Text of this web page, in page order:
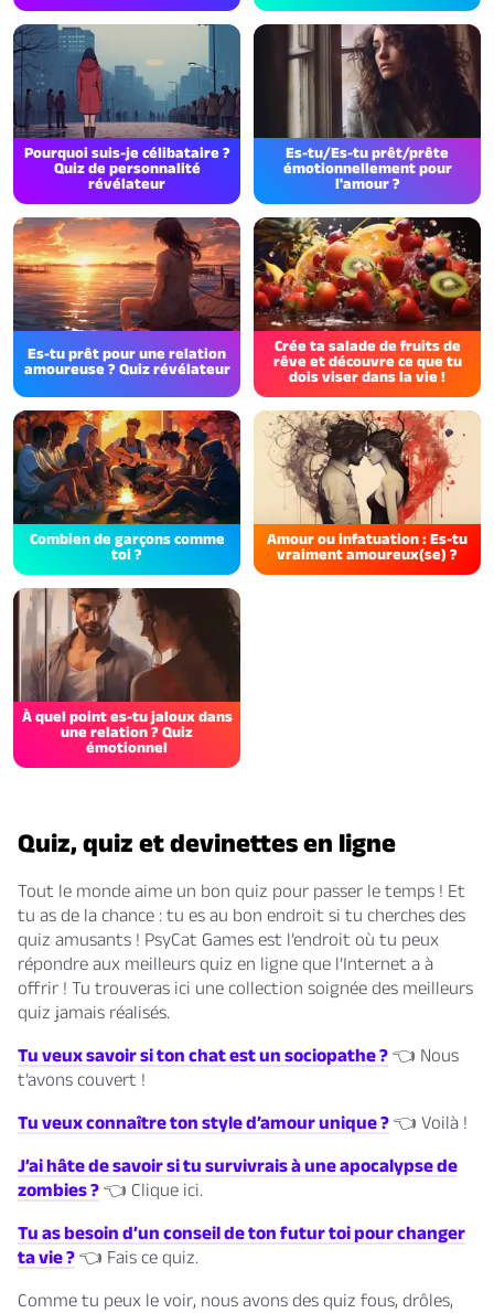
Pourquoi suis-je célibataire ?
Quiz de personnalité
révélateur
Es-tu/Es-tu prêt/prête
émotionnellement pour
l'amour ?
Es-tu prêt pour une relation
amoureuse ? Quiz révélateur
Crée ta salade de fruits de
rêve et découvre ce que tu
dois viser dans la vie !
Combien de garçons comme
toi ?
Amour ou infatuation : Es-tu
vraiment amoureux(se) ?
À quel point es-tu jaloux dans
une relation ? Quiz
émotionnel
Quiz, quiz et devinettes en ligne
Tout le monde aime un bon quiz pour passer le temps ! Et
tu as de la chance : tu es au bon endroit si tu cherches des
quiz amusants ! PsyCat Games est l’endroit où tu peux
répondre aux meilleurs quiz en ligne que l’Internet a à
offrir ! Tu trouveras ici une collection soignée des meilleurs
quiz jamais réalisés.
Tu veux savoir si ton chat est un sociopathe ? 👈 Nous
t’avons couvert !
Tu veux connaître ton style d’amour unique ? 👈 Voilà !
J’ai hâte de savoir si tu survivrais à une apocalypse de
zombies ? 👈 Clique ici.
Tu as besoin d’un conseil de ton futur toi pour changer
ta vie ? 👈 Fais ce quiz.
Comme tu peux le voir, nous avons des quiz fous, drôles,